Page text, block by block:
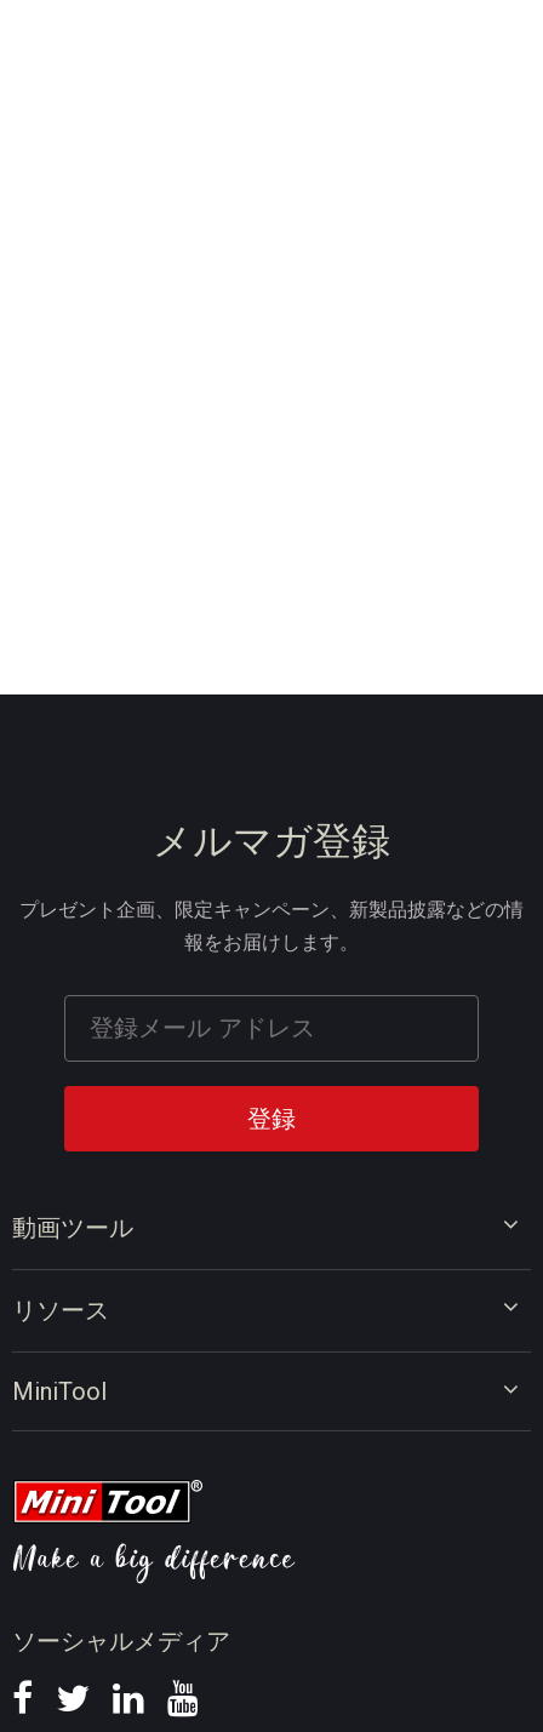
ソーシャルメディア
動画ツール
ビデオコンバーター
リソース
動画圧縮のヒント
ニュース
MiniTool
メルマガ登録
プレゼント企画、限定キャンペーン、新製品披露などの情
報をお届けします。